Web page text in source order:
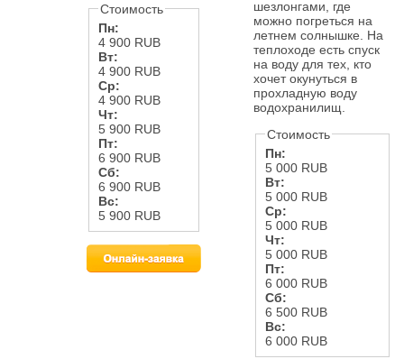
Стоимость
Пн:
4 900 RUB
Вт:
4 900 RUB
Ср:
4 900 RUB
Чт:
5 900 RUB
Пт:
6 900 RUB
Сб:
6 900 RUB
Вс:
5 900 RUB
шезлонгами, где
можно погреться на
летнем солнышке. На
теплоходе есть спуск
на воду для тех, кто
хочет окунуться в
прохладную воду
водохранилищ.
Стоимость
Пн:
5 000 RUB
Вт:
5 000 RUB
Ср:
5 000 RUB
Чт:
5 000 RUB
Пт:
6 000 RUB
Сб:
6 500 RUB
Вс:
6 000 RUB